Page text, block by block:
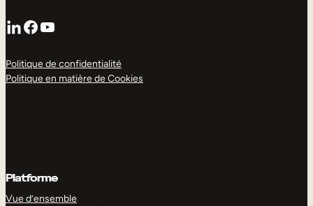
LinkedIn
Facebook
YouTube
Politique de confidentialité
Politique en matière de Cookies
Platforme
Vue d’ensemble